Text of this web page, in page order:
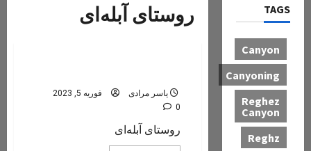
روستای آبله‌ای
یاسر مرادی
فوریه 5, 2023
0
روستای آبله‌ای
TAGS
Canyon
Canyoning
Reghez
Canyon
Reghz